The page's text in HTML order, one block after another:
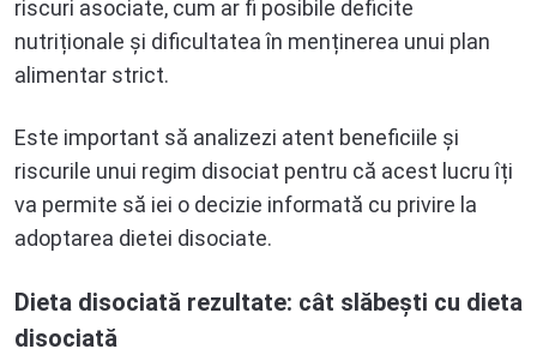
riscuri asociate, cum ar fi posibile deficite
nutriționale și dificultatea în menținerea unui plan
alimentar strict.
Este important să analizezi atent beneficiile și
riscurile unui regim disociat pentru că acest lucru îți
va permite să iei o decizie informată cu privire la
adoptarea dietei disociate.
Dieta disociată rezultate: cât slăbești cu dieta
disociată